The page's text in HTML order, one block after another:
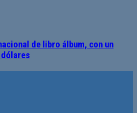
de libro álbum, con un